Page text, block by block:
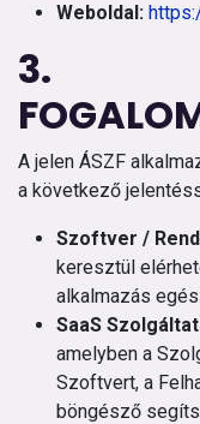
Weboldal:
3.
A jelen ÁSZF
a következő
Szoftver /
keresztül
alkalmazás
SaaS
amelyben a
Szoftvert, a
böngésző